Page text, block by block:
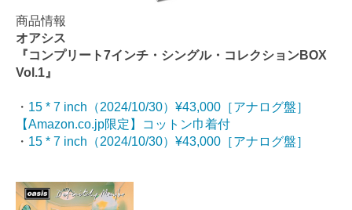
商品情報
オアシス
『コンプリート7インチ・シングル・コレクションBOX
Vol.1』
・ 15 * 7 inch（2024/10/30）¥43,000［アナログ盤］
【Amazon.co.jp限定】コットン巾着付
・ 15 * 7 inch（2024/10/30）¥43,000［アナログ盤］